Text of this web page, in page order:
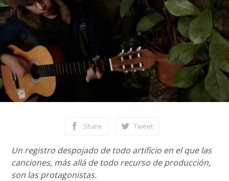
Share Tweet
Un registro despojado de todo artificio en el que las
canciones, más allá de todo recurso de producción,
son las protagonistas.